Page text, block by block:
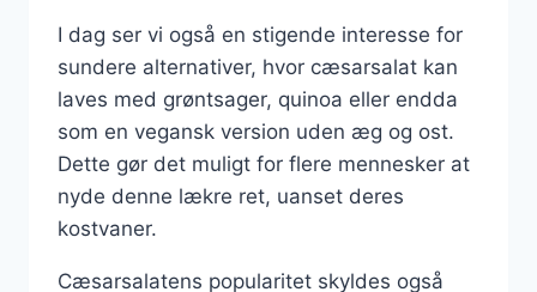
I dag ser vi også en stigende interesse for
sundere alternativer, hvor cæsarsalat kan
laves med grøntsager, quinoa eller endda
som en vegansk version uden æg og ost.
Dette gør det muligt for flere mennesker at
nyde denne lækre ret, uanset deres
kostvaner.
Cæsarsalatens popularitet skyldes også